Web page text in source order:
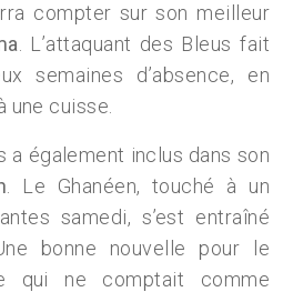
compter sur son meilleur
. L’attaquant des Bleus fait
semaines d’absence, en
une cuisse.
a également inclus dans son
. Le Ghanéen, touché à un
samedi, s’est entraîné
bonne nouvelle pour le
qui ne comptait comme